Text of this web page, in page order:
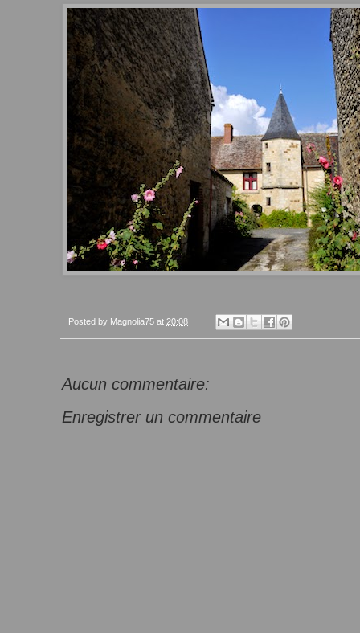
Posted by Magnolia75 at 20:08
Aucun commentaire:
Enregistrer un commentaire